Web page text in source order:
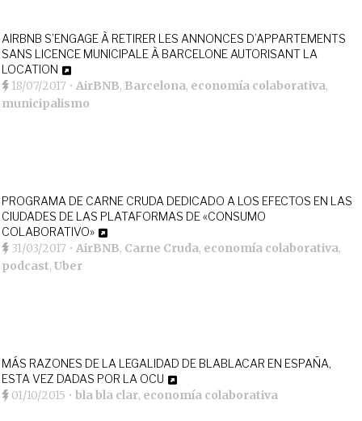
AIRBNB S’ENGAGE À RETIRER LES ANNONCES D’APPARTEMENTS
SANS LICENCE MUNICIPALE À BARCELONE AUTORISANT LA
LOCATION
18/07/2017 •AirBNB, Barcelona, economía colaborativa,
municipalismo
PROGRAMA DE CARNE CRUDA DEDICADO A LOS EFECTOS EN LAS
CIUDADES DE LAS PLATAFORMAS DE «CONSUMO
COLABORATIVO»
31/03/2017 •AirBNB, Carne Cruda, economía colaborativa,
podcast,Uber
MÁS RAZONES DE LA LEGALIDAD DE BLABLACAR EN ESPAÑA,
ESTA VEZ DADAS POR LA OCU
01/10/2015 •bla bla clar, economía colaborativa